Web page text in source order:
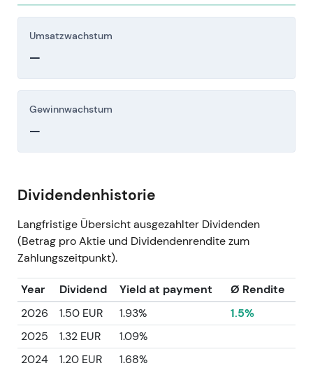
Umsatzwachstum
—
Gewinnwachstum
—
Dividendenhistorie
Langfristige Übersicht ausgezahlter Dividenden
(Betrag pro Aktie und Dividendenrendite zum
Zahlungszeitpunkt).
Year Dividend Yield at payment
Ø Rendite
2026
1.50 EUR 1.93%
1.5%
2025
1.32 EUR
1.09%
2024
1.20 EUR
1.68%